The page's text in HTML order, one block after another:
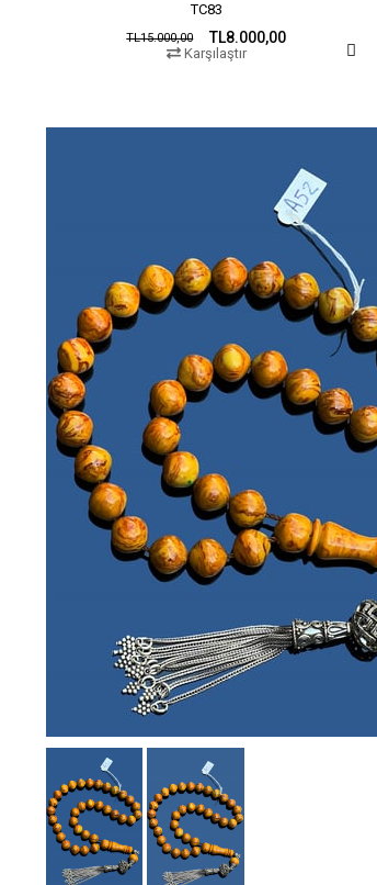
TC83
TL8.000,00
TL15.000,00
Karşılaştır